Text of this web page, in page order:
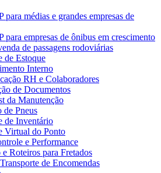
para médias e grandes empresas de
para empresas de ônibus em crescimento
de passagens rodoviárias
de Estoque
Interno
RH e Colaboradores
de Documentos
da Manutenção
de Pneus
de Inventário
Virtual do Ponto
e Performance
e Roteiros para Fretados
de Encomendas